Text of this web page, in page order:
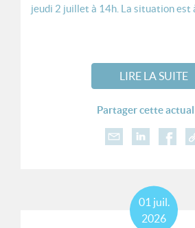
jeudi 2 juillet à 14h. La situation est
LIRE LA SUITE
Partager cette
01 juil.
2026